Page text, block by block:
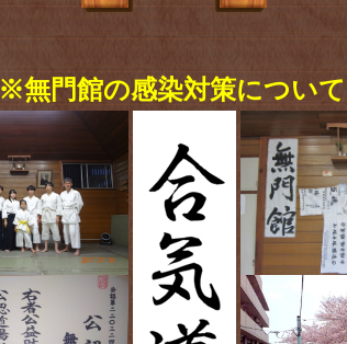
※無門館の感染対策につい